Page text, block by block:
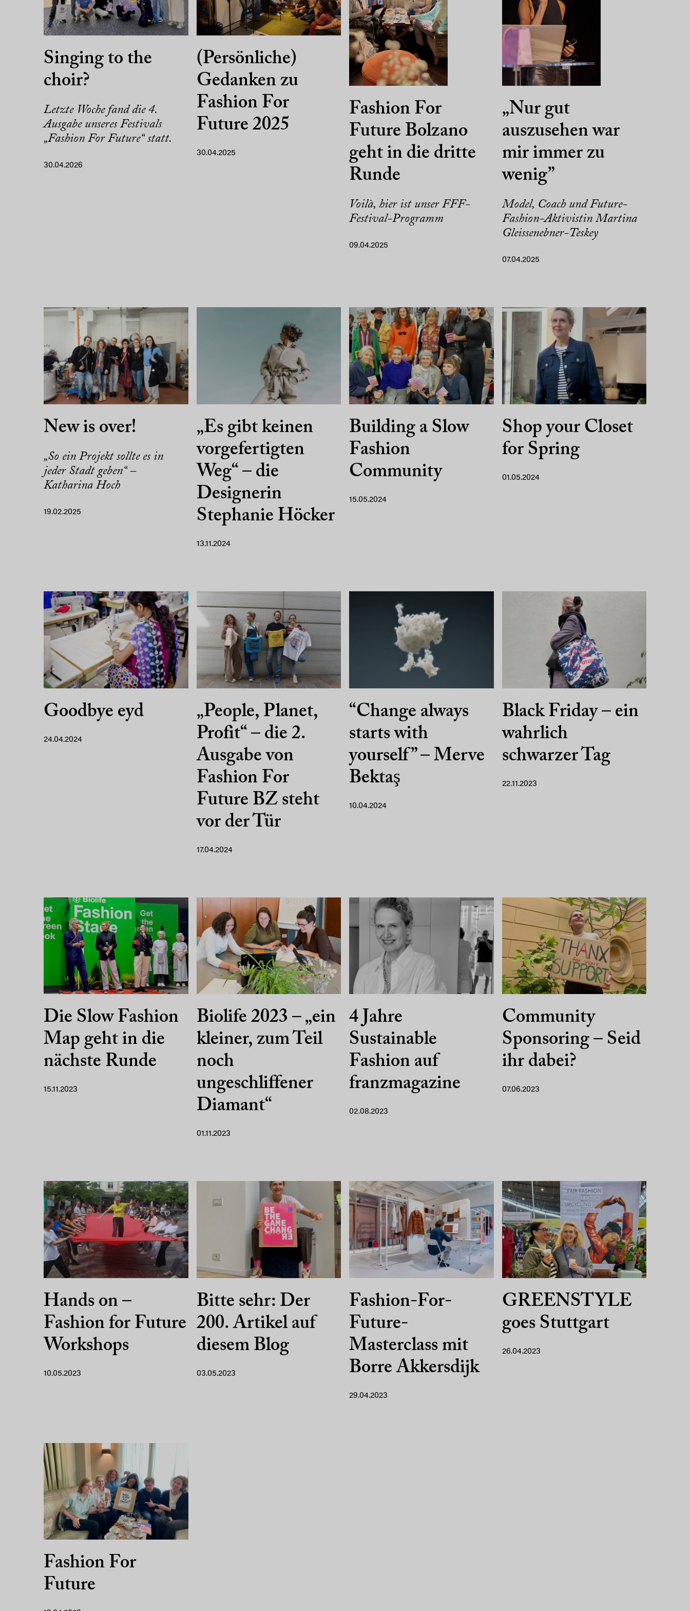
Singing to the
choir?
Letzte Woche fand die 4.
Ausgabe unseres Festivals
„Fashion For Future“ statt.
30.04.2026
(Persönliche)
Gedanken zu
Fashion For
Future 2025
30.04.2025
Fashion For
Future Bolzano
geht in die dritte
Runde
Voilà, hier ist unser FFF-
Festival-Programm
09.04.2025
„Nur gut
auszusehen war
mir immer zu
wenig”
Model, Coach und Future-
Fashion-Aktivistin Martina
Gleissenebner-Teskey
07.04.2025
New is over!
„So ein Projekt sollte es in
jeder Stadt geben“ –
Katharina Hoch
19.02.2025
„Es gibt keinen
vorgefertigten
Weg“ – die
Designerin
Stephanie Höcker
13.11.2024
Building a Slow
Fashion
Community
15.05.2024
Shop your Closet
for Spring
01.05.2024
Goodbye eyd
24.04.2024
„People, Planet,
Profit“ – die 2.
Ausgabe von
Fashion For
Future BZ steht
vor der Tür
17.04.2024
“Change always
starts with
yourself” – Merve
Bektaş
10.04.2024
Black Friday – ein
wahrlich
schwarzer Tag
22.11.2023
Die Slow Fashion
Map geht in die
nächste Runde
15.11.2023
Biolife 2023 – „ein
kleiner, zum Teil
noch
ungeschliffener
Diamant“
01.11.2023
4 Jahre
Sustainable
Fashion auf
franzmagazine
02.08.2023
Community
Sponsoring – Seid
ihr dabei?
07.06.2023
Hands on –
Fashion for Future
Workshops
10.05.2023
Bitte sehr: Der
200. Artikel auf
diesem Blog
03.05.2023
Fashion-For-
Future-
Masterclass mit
Borre Akkersdijk
29.04.2023
GREENSTYLE
goes Stuttgart
26.04.2023
Fashion For
Future